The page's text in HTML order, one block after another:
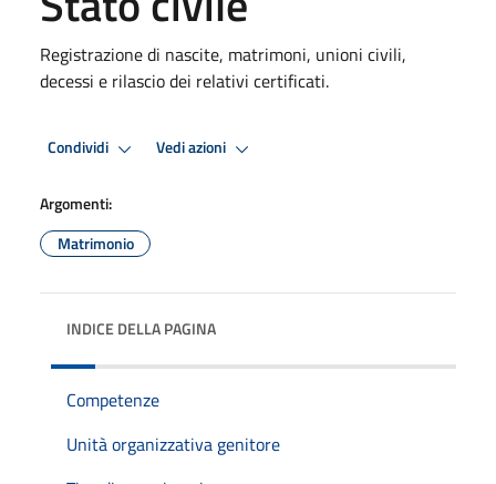
Registrazione di nascite, matrimoni, unioni civili,
decessi e rilascio dei relativi certificati.
Condividi Vedi azioni
Argomenti:
Matrimonio
INDICE DELLA PAGINA
Competenze
Unità organizzativa genitore